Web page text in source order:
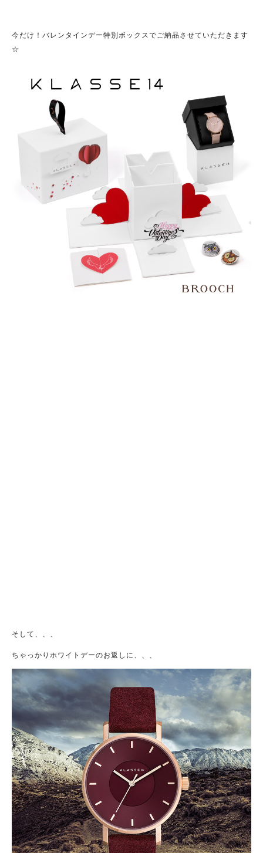
今だけ！バレンタインデー特別ボックスでご納品させていただきます
☆
そして、、、
ちゃっかりホワイトデーのお返しに、、、